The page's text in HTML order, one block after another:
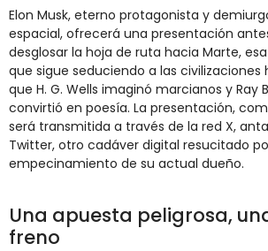
Elon Musk, eterno protagonista y
espacial, ofrecerá una presentación
desglosar la hoja de ruta hacia Marte, esa
que sigue seduciendo a las civilizaciones
que H. G. Wells imaginó marcianos y Ray
convirtió en poesía. La presentación,
será transmitida a través de la red X,
Twitter, otro cadáver digital resucitado
empecinamiento de su actual dueño.
Una apuesta peligrosa,
freno